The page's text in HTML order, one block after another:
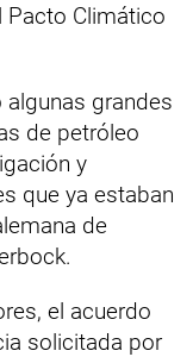
Pacto Climático
grandes
de petróleo
y
que ya estaban
de
el acuerdo
solicitada por